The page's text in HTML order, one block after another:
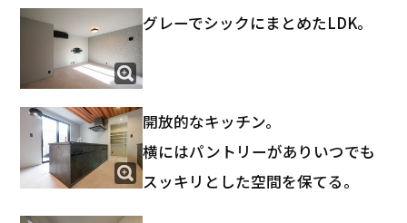
グレーでシックにまとめたLDK。
開放的なキッチン。
横にはパントリーがありいつでも
スッキリとした空間を保てる。